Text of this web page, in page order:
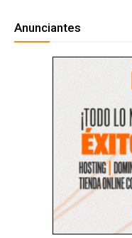
Anunciantes